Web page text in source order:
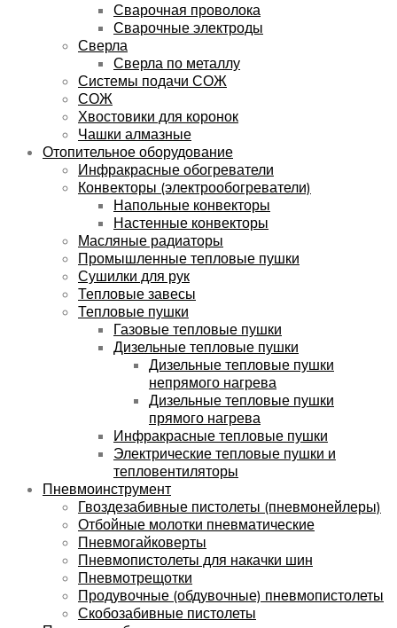
Сварочная проволока
Сварочные электроды
Сверла
Сверла по металлу
Системы подачи СОЖ
СОЖ
Хвостовики для коронок
Чашки алмазные
Отопительное оборудование
Инфракрасные обогреватели
Конвекторы (электрообогреватели)
Напольные конвекторы
Настенные конвекторы
Масляные радиаторы
Промышленные тепловые пушки
Сушилки для рук
Тепловые завесы
Тепловые пушки
Газовые тепловые пушки
Дизельные тепловые пушки
Дизельные тепловые пушки
непрямого нагрева
Дизельные тепловые пушки
прямого нагрева
Инфракрасные тепловые пушки
Электрические тепловые пушки и
тепловентиляторы
Пневмоинструмент
Гвоздезабивные пистолеты (пневмонейлеры)
Отбойные молотки пневматические
Пневмогайковерты
Пневмопистолеты для накачки шин
Пневмотрещотки
Продувочные (обдувочные) пневмопистолеты
Скобозабивные пистолеты